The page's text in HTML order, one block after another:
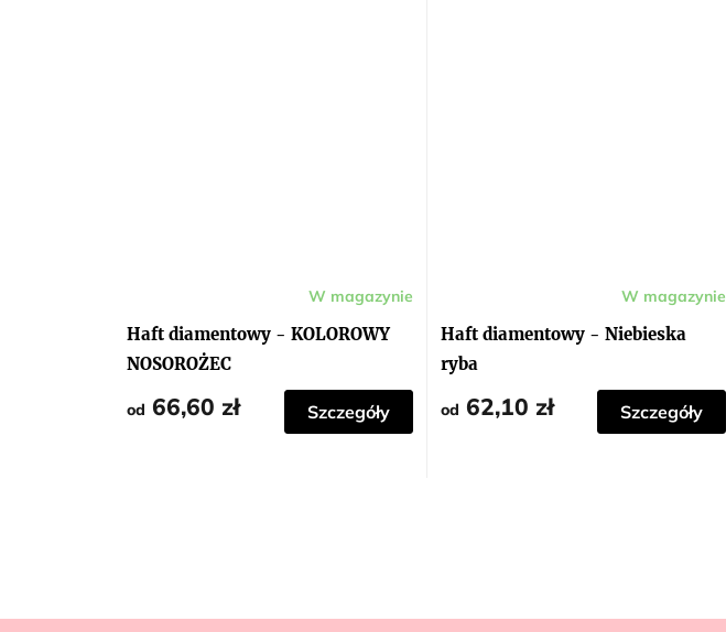
Haft diamentowy - KOLOROWY
NOSOROŻEC
W magazynie
od 66,60 zł Szczegóły
Haft diamentowy - Niebieska
ryba
W magazynie
od 62,10 zł Szczegóły